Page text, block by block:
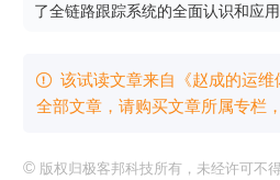
了全链路跟踪系统的全面认识和应用
 该试读文章来自《赵成的运
全部文章，请购买文章所属专栏
© 版权归极客邦科技所有，未经许可不